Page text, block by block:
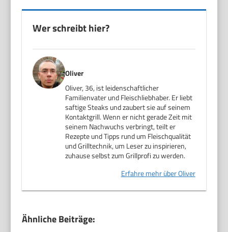
Wer schreibt hier?
Oliver
Oliver, 36, ist leidenschaftlicher
Familienvater und Fleischliebhaber. Er liebt
saftige Steaks und zaubert sie auf seinem
Kontaktgrill. Wenn er nicht gerade Zeit mit
seinem Nachwuchs verbringt, teilt er
Rezepte und Tipps rund um Fleischqualität
und Grilltechnik, um Leser zu inspirieren,
zuhause selbst zum Grillprofi zu werden.
Erfahre mehr über Oliver
Ähnliche Beiträge: